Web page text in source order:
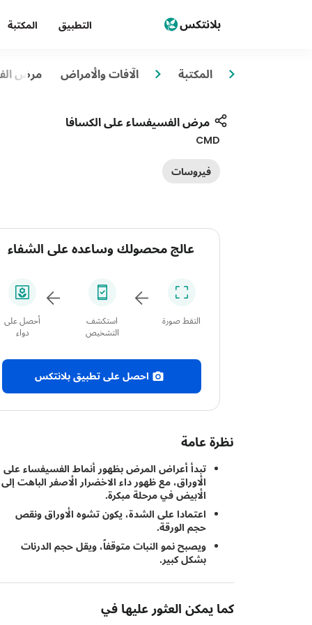
التطبيق المكتبة
المكتبة الآفات والأمراض مرض
مرض الفسيفساء على الكسافا
CMD
فيروسات
عالج محصولك وساعده على الشفاء
التقط صورة
استكشف
التشخيص
أحصل على
دواء
احصل على تطبيق بلانتكس
نظرة عامة
تبدأ أعراض المرض بظهور أنماط الفسيفساء على
الأوراق، مع ظهور داء الاخضرار الأصفر الباهت إلى
الأبيض في مرحلة مبكرة.
اعتمادا على الشدة، يكون تشوه الأوراق ونقص
حجم الورقة.
ويصبح نمو النبات متوقفاً، ويقل حجم الدرنات
بشكل كبير.
كما يمكن العثور عليها في